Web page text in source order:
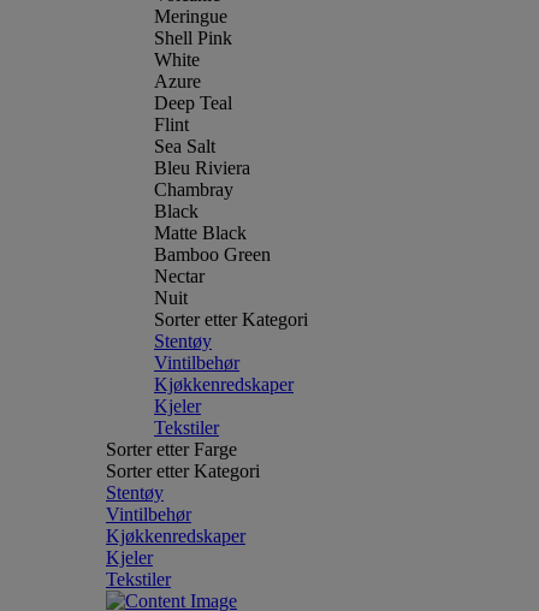
Meringue
Shell Pink
White
Azure
Deep Teal
Flint
Sea Salt
Bleu Riviera
Chambray
Black
Matte Black
Bamboo Green
Nectar
Nuit
Sorter etter Kategori
Stentøy
Vintilbehør
Kjøkkenredskaper
Kjeler
Tekstiler
Sorter etter Farge
Sorter etter Kategori
Stentøy
Vintilbehør
Kjøkkenredskaper
Kjeler
Tekstiler